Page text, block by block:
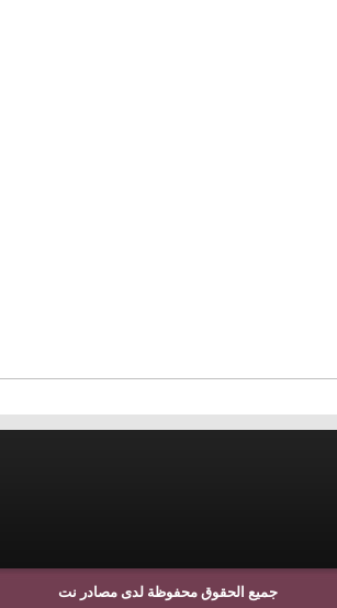
جميع الحقوق محفوظة لدى مصادر نت